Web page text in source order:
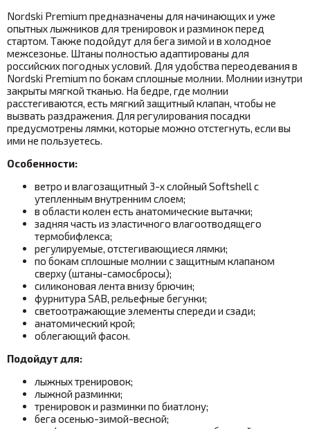
Nordski Premium предназначены для начинающих и уже
опытных лыжников для тренировок и разминок перед
стартом. Также подойдут для бега зимой и в холодное
межсезонье. Штаны полностью адаптированы для
российских погодных условий. Для удобства переодевания в
Nordski Premium по бокам сплошные молнии. Молнии изнутри
закрыты мягкой тканью. На бедре, где молнии
расстегиваются, есть мягкий защитный клапан, чтобы не
вызвать раздражения. Для регулирования посадки
предусмотрены лямки, которые можно отстегнуть, если вы
ими не пользуетесь.
Особенности:
ветро и влагозащитный 3-х слойный Softshell с
утепленным внутренним слоем;
в области колен есть анатомические вытачки;
задняя часть из эластичного влагоотводящего
термобифлекса;
регулируемые, отстегивающиеся лямки;
по бокам сплошные молнии с защитным клапаном
сверху (штаны-самосбросы);
силиконовая лента внизу брючин;
фурнитура SAB, рельефные бегунки;
светоотражающие элементы спереди и сзади;
анатомический крой;
облегающий фасон.
Подойдут для:
лыжных тренировок;
лыжной разминки;
тренировок и разминки по биатлону;
бега осенью-зимой-весной;